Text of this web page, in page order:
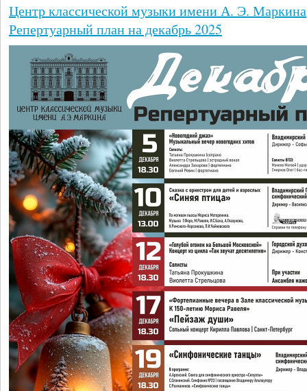
Центр классической музыки имени А. Э. Маркина
Репертуарный план на декабрь 2025